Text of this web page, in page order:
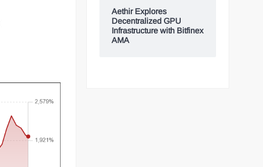
Aethir Explores
Decentralized GPU
Infrastructure with Bitfinex
AMA